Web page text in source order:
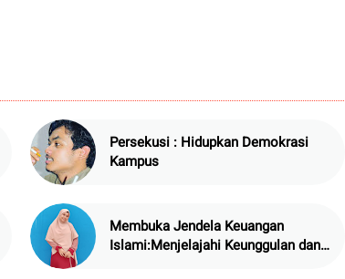
Persekusi : Hidupkan Demokrasi
Kampus
Membuka Jendela Keuangan
Islami:Menjelajahi Keunggulan dan